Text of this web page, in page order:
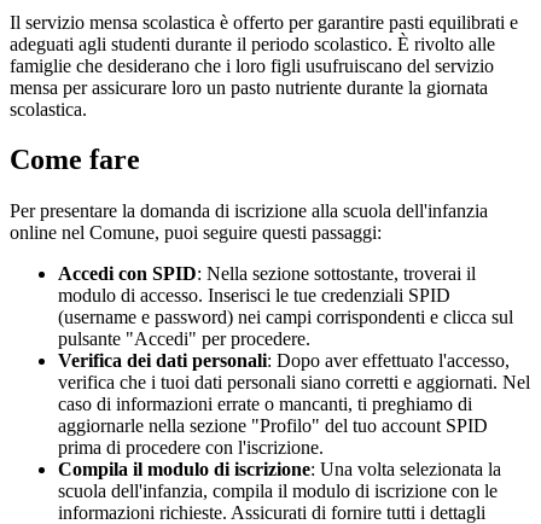
Il servizio mensa scolastica è offerto per garantire pasti equilibrati e
adeguati agli studenti durante il periodo scolastico. È rivolto alle
famiglie che desiderano che i loro figli usufruiscano del servizio
mensa per assicurare loro un pasto nutriente durante la giornata
scolastica.
Come fare
Per presentare la domanda di iscrizione alla scuola dell'infanzia
online nel Comune, puoi seguire questi passaggi:
Accedi con SPID: Nella sezione sottostante, troverai il
modulo di accesso. Inserisci le tue credenziali SPID
(username e password) nei campi corrispondenti e clicca sul
pulsante "Accedi" per procedere.
Verifica dei dati personali: Dopo aver effettuato l'accesso,
verifica che i tuoi dati personali siano corretti e aggiornati. Nel
caso di informazioni errate o mancanti, ti preghiamo di
aggiornarle nella sezione "Profilo" del tuo account SPID
prima di procedere con l'iscrizione.
Compila il modulo di iscrizione: Una volta selezionata la
scuola dell'infanzia, compila il modulo di iscrizione con le
informazioni richieste. Assicurati di fornire tutti i dettagli